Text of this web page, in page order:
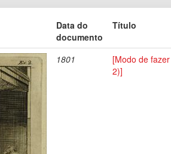
Data do
documento
Título
1801
[Modo de
2)]